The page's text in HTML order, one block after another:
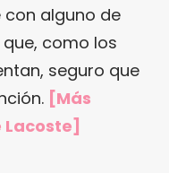
alguno de
como los
seguro que
[Más
Lacoste]